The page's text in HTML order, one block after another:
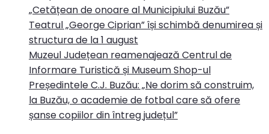
„Cetățean de onoare al Municipiului Buzău”
Teatrul „George Ciprian” își schimbă denumirea și
structura de la 1 august
Muzeul Județean reamenajează Centrul de
Informare Turistică și Museum Shop-ul
Președintele C.J. Buzău: „Ne dorim să construim,
la Buzău, o academie de fotbal care să ofere
șanse copiilor din întreg județul”